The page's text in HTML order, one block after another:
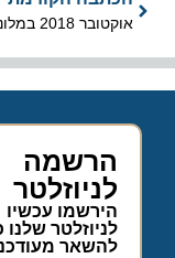
הרשמה
לניוזלטר
הירשמו עכשיו
לניוזלטר שלנו כדי
להשאר מעודכנים